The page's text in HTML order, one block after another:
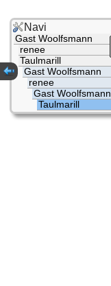
Navi
Gast Woolfsmann
renee
Taulmarill
Gast Woolfsmann
renee
Gast Woolfsmann
Taulmarill